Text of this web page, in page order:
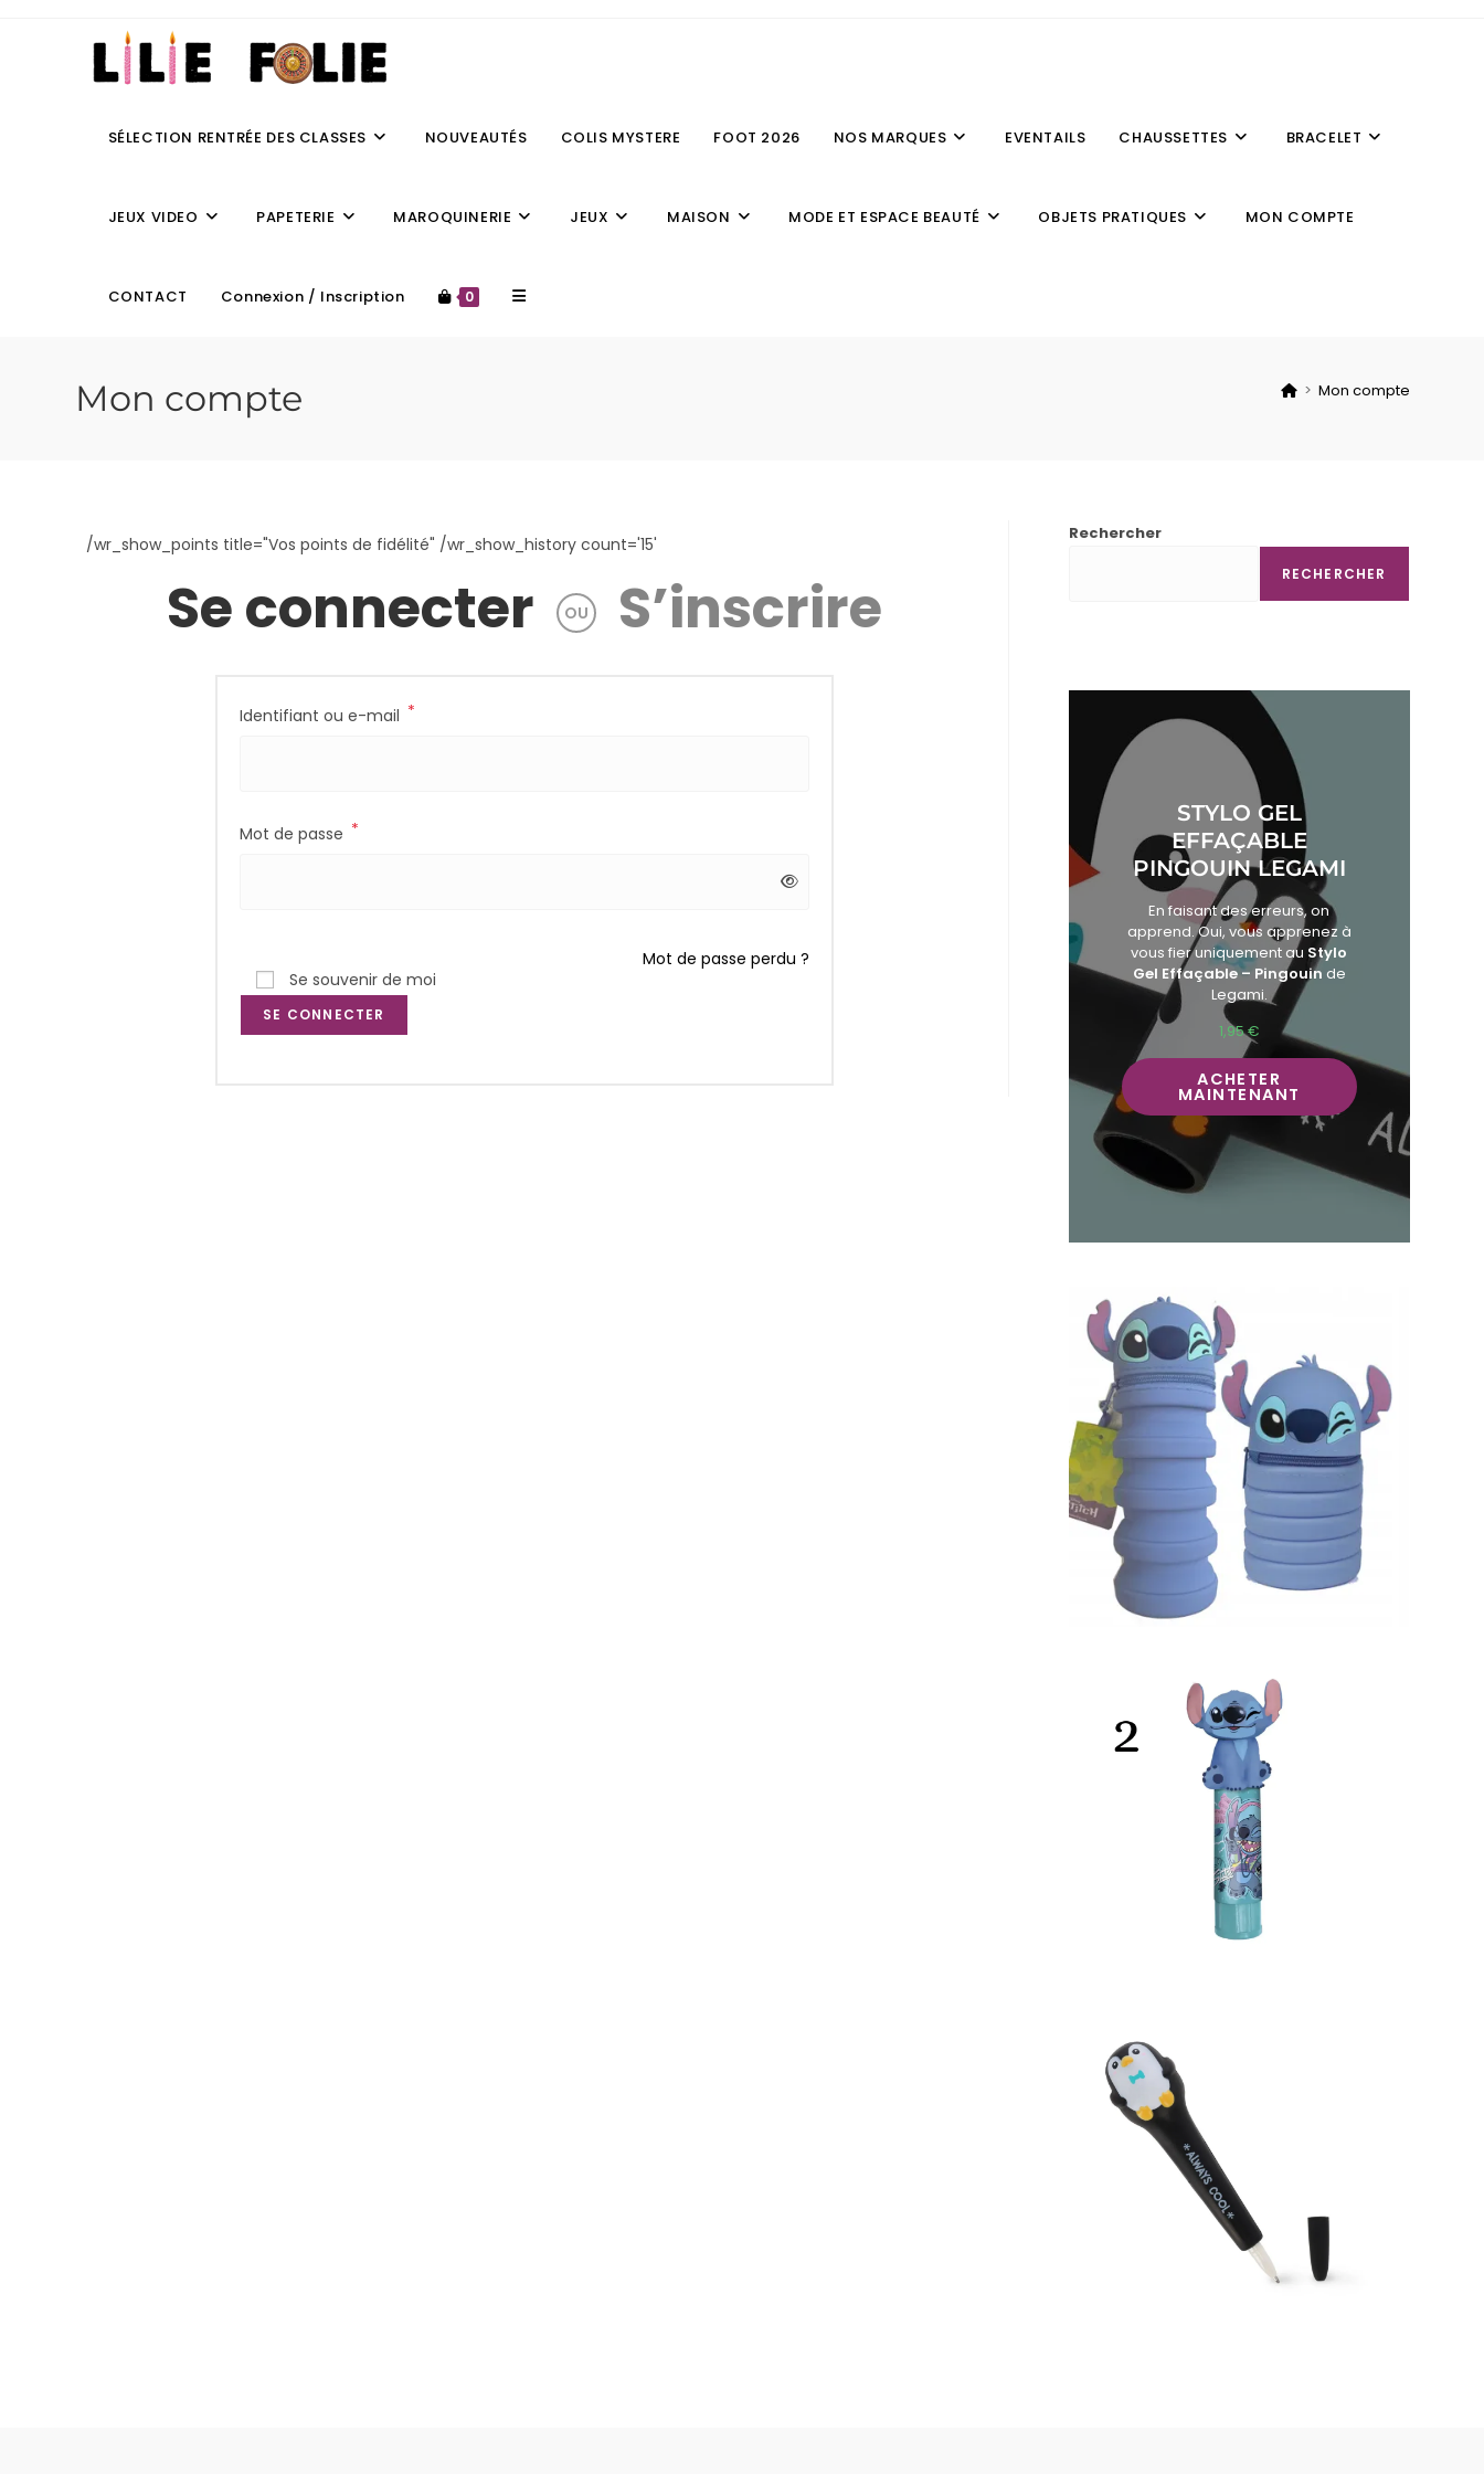
SÉLECTION RENTRÉE DES CLASSES NOUVEAUTÉS COLIS MYSTERE FOOT 2026 NOS MARQUES EVENTAILS CHAUSSETTES BRACELET
JEUX VIDEO PAPETERIE MAROQUINERIE JEUX MAISON MODE ET ESPACE BEAUTÉ OBJETS PRATIQUES MON COMPTE
CONTACT Connexion / Inscription 0
Mon compte > Mon compte
/wr_show_points title="Vos points de fidélité" /wr_show_history count='15'
Se connecter OU S’inscrire
Identifiant ou e-mail *
Mot de passe *
Se souvenir de moi
SE CONNECTER
Mot de passe perdu ?
Rechercher
RECHERCHER
STYLO GEL
EFFAÇABLE
PINGOUIN LEGAMI
En faisant des erreurs, on
apprend. Oui, vous apprenez à
vous fier uniquement au Stylo
Gel Effaçable – Pingouin de
Legami.
1,95€
ACHETER
MAINTENANT